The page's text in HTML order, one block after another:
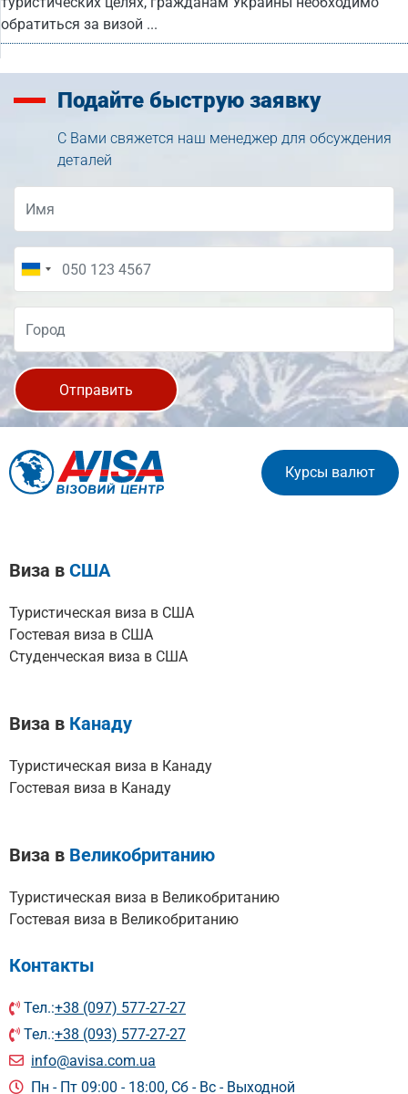
обратиться за визой ...
Подайте быструю заявку
С Вами свяжется наш менеджер для обсуждения
деталей
Отправить
Курсы валют
Виза в США
Туристическая виза в США
Гостевая виза в США
Студенческая виза в США
Виза в Канаду
Туристическая виза в Канаду
Гостевая виза в Канаду
Виза в Великобританию
Туристическая виза в Великобританию
Гостевая виза в Великобританию
Контакты
Тел.:+38 (097) 577-27-27
Тел.:+38 (093) 577-27-27
info@avisa.com.ua
Пн - Пт 09:00 - 18:00, Сб - Вс - Выходной